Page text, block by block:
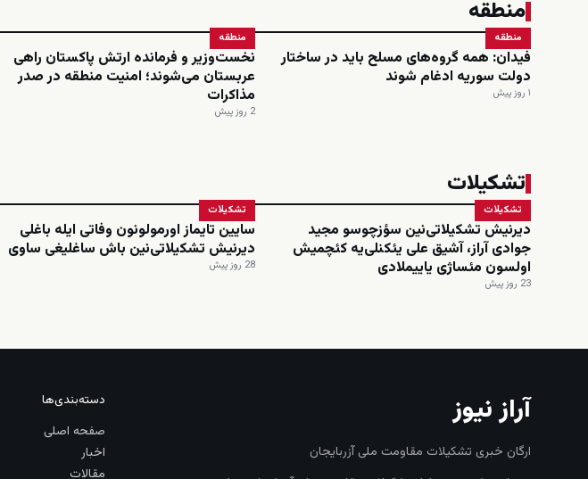
منطقه
منطقه
فیدان: همه گروه‌های مسلح باید در ساختار
دولت سوریه ادغام شوند
۱ روز پیش
منطقه
نخست‌وزیر و فرمانده ارتش پاکستان راهی
عربستان می‌شوند؛ امنیت منطقه در صدر
مذاکرات
2 روز پیش
تشکیلات
تشکیلات
دیرنیش تشکیلاتی‌نین سؤزچوسو مجید
جوادی آراز، آشیق علی یئکنلی‌یه کئچمیش
اولسون مئساژی یاییملادی
23 روز پیش
تشکیلات
سایین تایماز اورمولونون وفاتی ایله باغلی
دیرنیش تشکیلاتی‌نین باش ساغلیغی ساوی
28 روز پیش
آراز نیوز
ارگان خبری تشکیلات مقاومت ملی آزربایجان
دسته‌بندی‌ها
صفحه اصلی
اخبار
مقالات